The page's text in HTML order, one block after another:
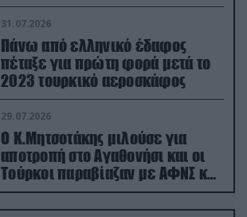
31.07.2026
Πάνω από ελληνικό έδαφος
πέταξε για πρώτη φορά μετά το
2023 τουρκικό αεροσκάφος
29.07.2026
Ο Κ.Μητσοτάκης μιλούσε για
αποτροπή στο Αγαθονήσι και οι
Τούρκοι παραβίαζαν με ΑΦΝΣ και
drone